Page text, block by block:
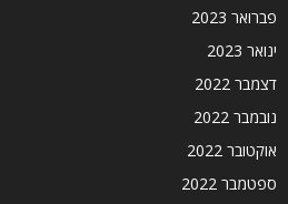
פברואר 2023
ינואר 2023
דצמבר 2022
נובמבר 2022
אוקטובר 2022
ספטמבר 2022